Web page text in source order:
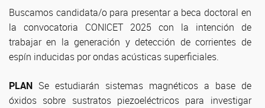
Buscamos candidata/o para presentar a beca doctoral en
la convocatoria CONICET 2025 con la intención de
trabajar en la generación y detección de corrientes de
espín inducidas por ondas acústicas superficiales.
PLAN Se estudiarán sistemas magnéticos a base de
óxidos sobre sustratos piezoeléctricos para investigar